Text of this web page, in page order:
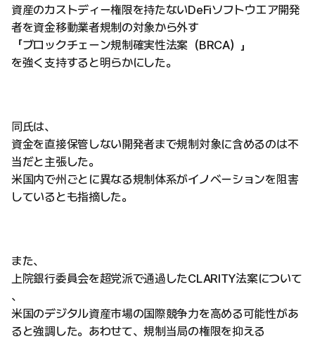
資産のカストディー権限を持たないDeFiソフトウエア開発
者を資金移動業者規制の対象から外す
「ブロックチェーン規制確実性法案（BRCA）」
を強く支持すると明らかにした。
同氏は、
資金を直接保管しない開発者まで規制対象に含めるのは不
当だと主張した。
米国内で州ごとに異なる規制体系がイノベーションを阻害
しているとも指摘した。
また、
上院銀行委員会を超党派で通過したCLARITY法案について
、
米国のデジタル資産市場の国際競争力を高める可能性があ
ると強調した。あわせて、規制当局の権限を抑える